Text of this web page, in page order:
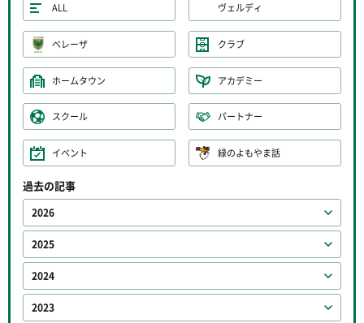
ALL ヴェルディ
ベレーザ クラブ
ホームタウン アカデミー
スクール パートナー
イベント 緑のよもやま話
過去の記事
2026
2025
2024
2023